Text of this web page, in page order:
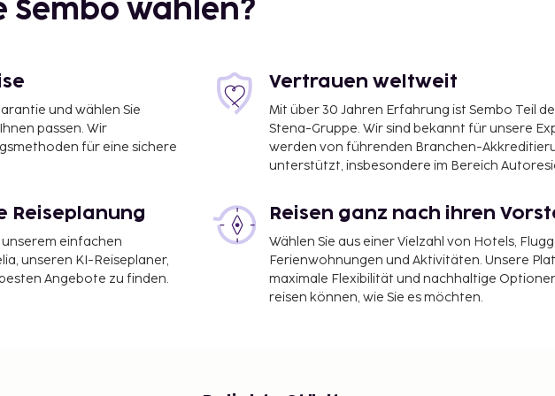
Demokritos Intl.
Sembo wählen?
und wählen Sie
passen. Wir
für eine sichere
Vertrauen weltweit
Mit über 30 Jahren Erfahrung ist Sembo Teil
Stena-Gruppe. Wir sind bekannt für unsere
werden von führenden Branchen-
unterstützt, insbesondere im Bereich
Reiseplanung
unserem einfachen
unseren KI-Reiseplaner,
Angebote zu finden.
Reisen ganz nach ihren
Wählen Sie aus einer Vielzahl von Hotels,
Ferienwohnungen und Aktivitäten. Unsere
maximale Flexibilität und nachhaltige
reisen können, wie Sie es möchten.